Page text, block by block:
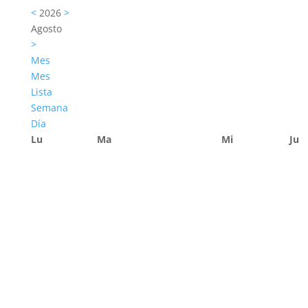
<2026 >
Agosto
>
Mes
Mes
Lista
Semana
Día
Lu
Ma Mi Ju